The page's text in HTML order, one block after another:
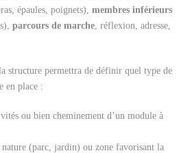
épaules, poignets), membres inférieurs
parcours de marche , réflexion, adresse,
structure permettra de définir quel type de
en place :
ou bien cheminement d’un module à
(parc, jardin) ou zone favorisant la